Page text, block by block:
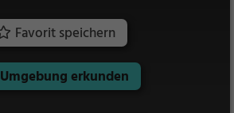
Favorit speichern
Umgebung erkunden